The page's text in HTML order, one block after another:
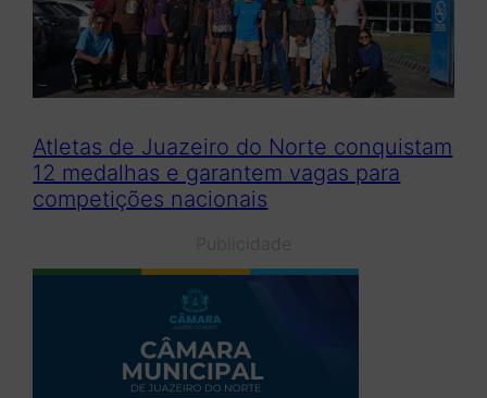
Atletas de Juazeiro do Norte conquistam
12 medalhas e garantem vagas para
competições nacionais
Publicidade